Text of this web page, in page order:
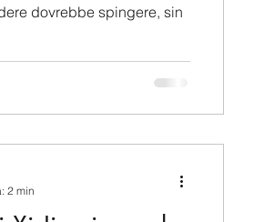
dovrebbe spingere, sin
2 min